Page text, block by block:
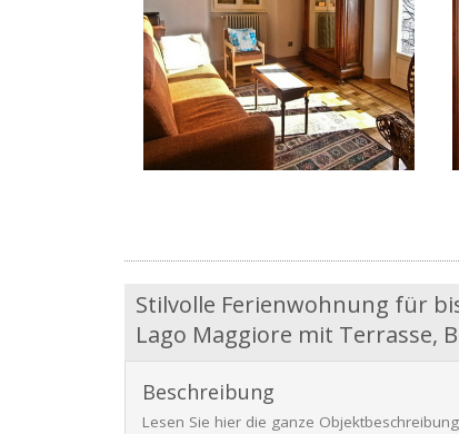
Stilvolle Ferienwohnung für
Lago Maggiore mit Terrasse,
Beschreibung
Lesen Sie hier die ganze Objektbeschreibung